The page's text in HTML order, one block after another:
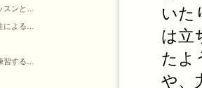
いた
は立
たよ
や、
スンと…
による…
習する…